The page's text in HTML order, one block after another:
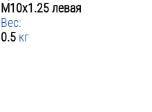
М10х1.25 левая
Вес:
0.5 кг